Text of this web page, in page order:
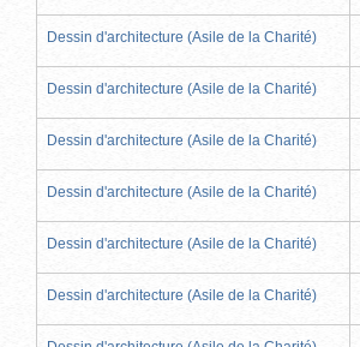
Dessin d'architecture (Asile de la Charité)
Dessin d'architecture (Asile de la Charité)
Dessin d'architecture (Asile de la Charité)
Dessin d'architecture (Asile de la Charité)
Dessin d'architecture (Asile de la Charité)
Dessin d'architecture (Asile de la Charité)